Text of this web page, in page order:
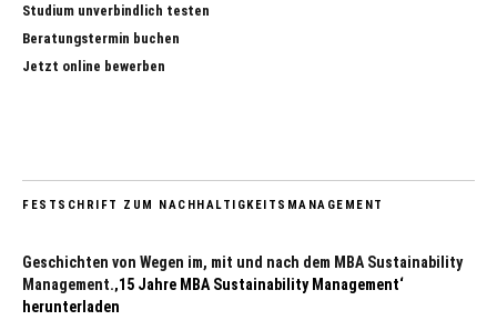
Studium unverbindlich testen
Beratungstermin buchen
Jetzt online bewerben
FESTSCHRIFT ZUM NACHHALTIGKEITSMANAGEMENT
Geschichten von Wegen im, mit und nach dem MBA Sustainability
Management.‚15 Jahre MBA Sustainability Management‘
herunterladen